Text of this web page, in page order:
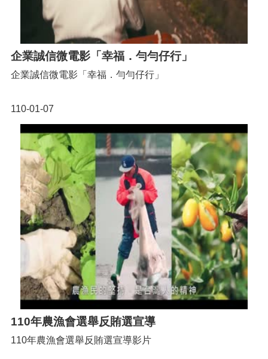
企業誠信微電影「幸福．勻勻仔行」
110-01-07
企業誠信微電影「幸福．勻勻仔行」
110年農漁會選舉反賄選宣導
110年農漁會選舉反賄選宣導影片